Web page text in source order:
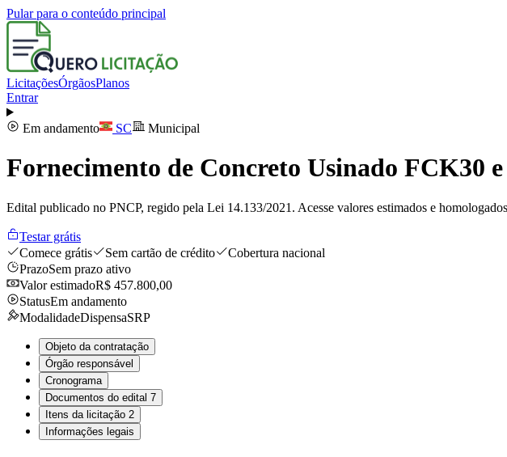
Pular para o conteúdo principal
LicitaçõesÓrgãosPlanos
Entrar
Em andamento SC Municipal
Fornecimento de Concreto Usinado FCK30
Edital publicado no PNCP, regido pela Lei 14.133/2021. Acesse valores estimados e
Testar grátis
Comece grátis
Sem cartão de crédito
Cobertura nacional
PrazoSem prazo ativo
Valor estimadoR$ 457.800,00
StatusEm andamento
ModalidadeDispensaSRP
Objeto da contratação
Órgão responsável
Cronograma
Documentos do edital 7
Itens da licitação 2
Informações legais